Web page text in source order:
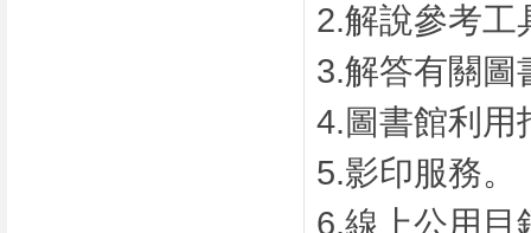
2.解說參考工
3.解答有關圖
4.圖書館利用
5.影印服務。
6.線上公用目